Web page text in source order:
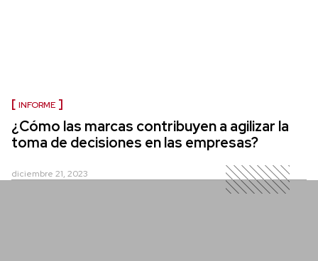
INFORME
¿Cómo las marcas contribuyen a agilizar la
toma de decisiones en las empresas?
diciembre 21, 2023